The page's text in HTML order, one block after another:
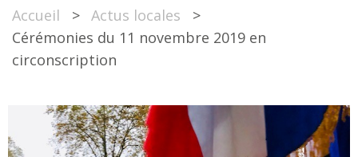
MES ACTIONS 2017 – 2022
Accueil > Actus locales
>
Cérémonies du 11 novembre 2019 en
circonscription